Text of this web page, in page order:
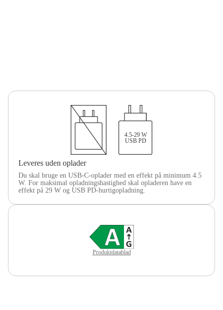
4.5-29 W
USB PD
Leveres uden oplader
Du skal bruge en USB-C-oplader med en effekt på minimum 4.5
W. For maksimal opladningshastighed skal opladeren have en
effekt på 29 W og USB PD-hurtigopladning.
Produktdatablad